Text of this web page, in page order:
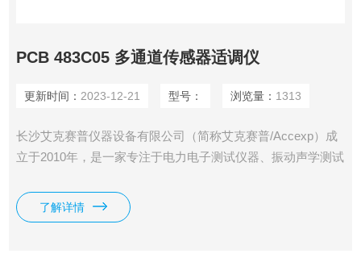
PCB 483C05 多通道传感器适调仪
更新时间： 2023-12-21 型号： 浏览量： 1313
长沙艾克赛普仪器设备有限公司（简称艾克赛普/Accexp）成
立于2010年，是一家专注于电力电子测试仪器、振动声学测试
公司。公司具有10余年从业经验，拥有**的研发技术团队和销
售团队。PCB 483C05 多通道传感器适调仪。
了解详情